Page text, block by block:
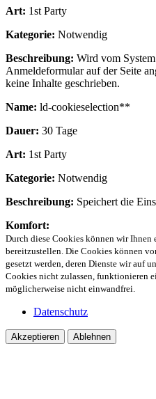
Art: 1st Party
Kategorie: Notwendig
Beschreibung: Wird vom
Anmeldeformular auf der Seite
keine Inhalte geschrieben.
Name: ld-cookieselection**
Dauer: 30 Tage
Art: 1st Party
Kategorie: Notwendig
Beschreibung: Speichert die
Komfort:
Durch diese Cookies können wir
bereitzustellen. Die Cookies können
gesetzt werden, deren Dienste wir auf
Cookies nicht zulassen, funktionieren
möglicherweise nicht einwandfrei.
Datenschutz
Akzeptieren Ablehnen